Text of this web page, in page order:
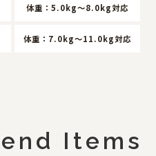
体重：5.0kg～8.0kg対応
体重：7.0kg～11.0kg対応
Items